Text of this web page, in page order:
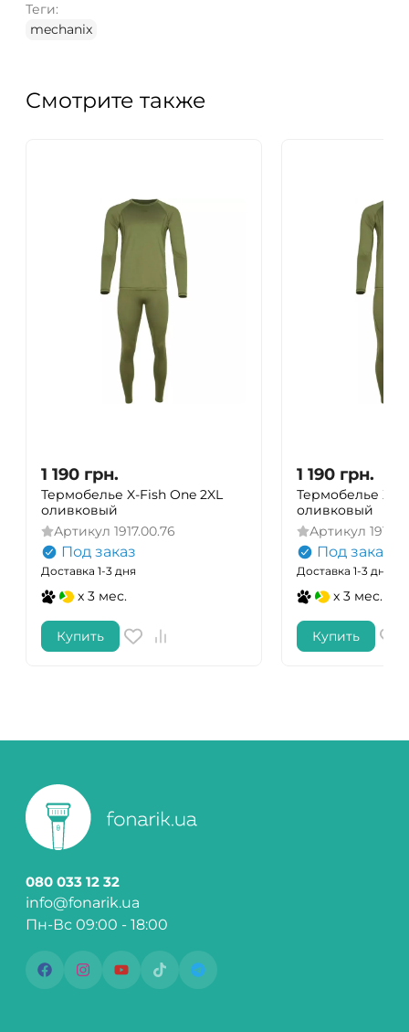
Теги:
mechanix
Смотрите также
1 190 грн.
Термобелье X-Fish One 2XL
оливковый
Артикул 1917.00.76
Под заказ
Доставка 1-3 дня
x 3 мес.
Купить
1 190 грн.
Термобелье X-
оливковый
Артикул
Под заказ
Доставка 1-3 дня
x 3 мес.
Купить
080 033 12 32
info@fonarik.ua
Пн-Вс 09:00 - 18:00